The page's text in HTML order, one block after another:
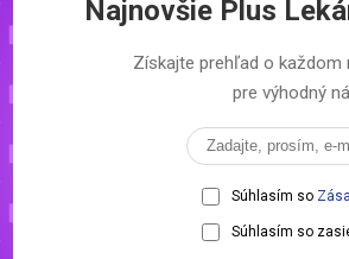
Najnovšie Plus
Získajte prehľad o každom
pre výhodný
Súhlasím so
Súhlasím so